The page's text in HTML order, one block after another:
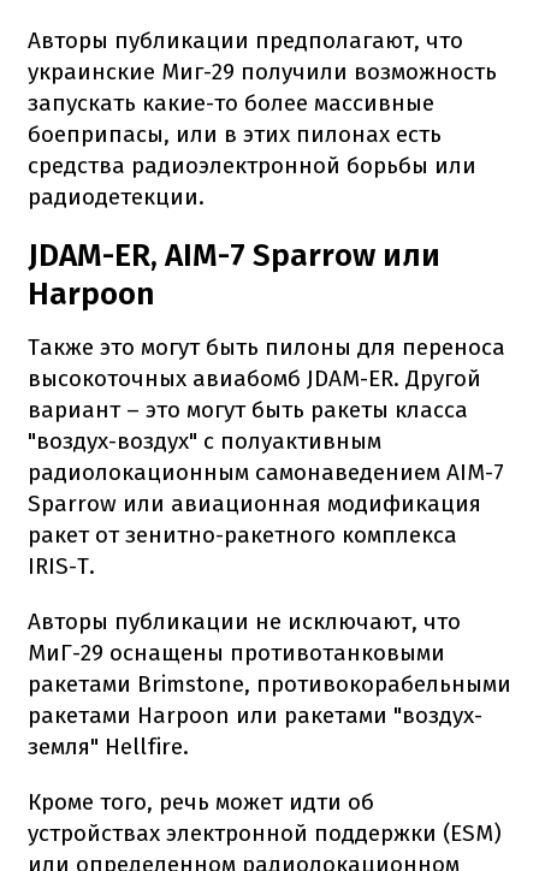
Авторы публикации предполагают, что
украинские Миг-29 получили возможность
запускать какие-то более массивные
боеприпасы, или в этих пилонах есть
средства радиоэлектронной борьбы или
радиодетекции.
JDAM-ER, AIM-7 Sparrow или
Harpoon
Также это могут быть пилоны для переноса
высокоточных авиабомб JDAM-ER. Другой
вариант – это могут быть ракеты класса
"воздух-воздух" с полуактивным
радиолокационным самонаведением AIM-7
Sparrow или авиационная модификация
ракет от зенитно-ракетного комплекса
IRIS-T.
Авторы публикации не исключают, что
МиГ-29 оснащены противотанковыми
ракетами Brimstone, противокорабельными
ракетами Harpoon или ракетами "воздух-
земля" Hellfire.
Кроме того, речь может идти об
устройствах электронной поддержки (ESM)
или определенном радиолокационном